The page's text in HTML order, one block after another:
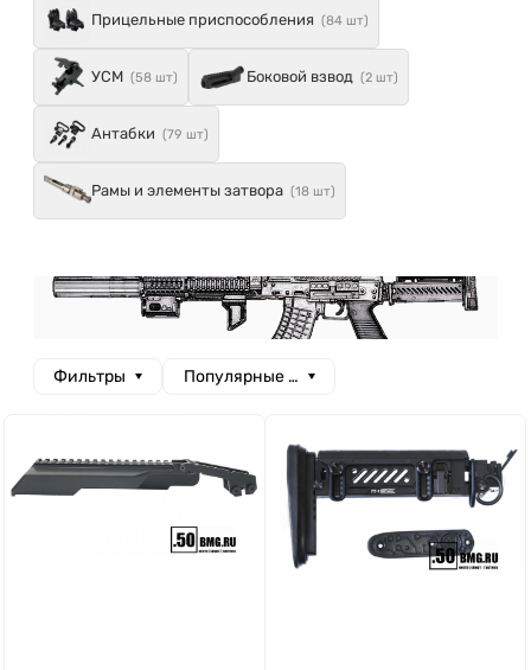
Прицельные приспособления (84 шт)
УСМ (58 шт) Боковой взвод (2 шт)
Антабки (79 шт)
Рамы и элементы затвора (18 шт)
Фильтры Популярные сначала